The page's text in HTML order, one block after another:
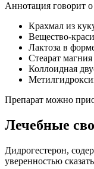
Аннотация говорит
Крахмал из
Вещество-
Лактоза в
Стеарат магния
Коллоидная
Препарат можно
Лечебные
Дидрогестерон,
уверенностью